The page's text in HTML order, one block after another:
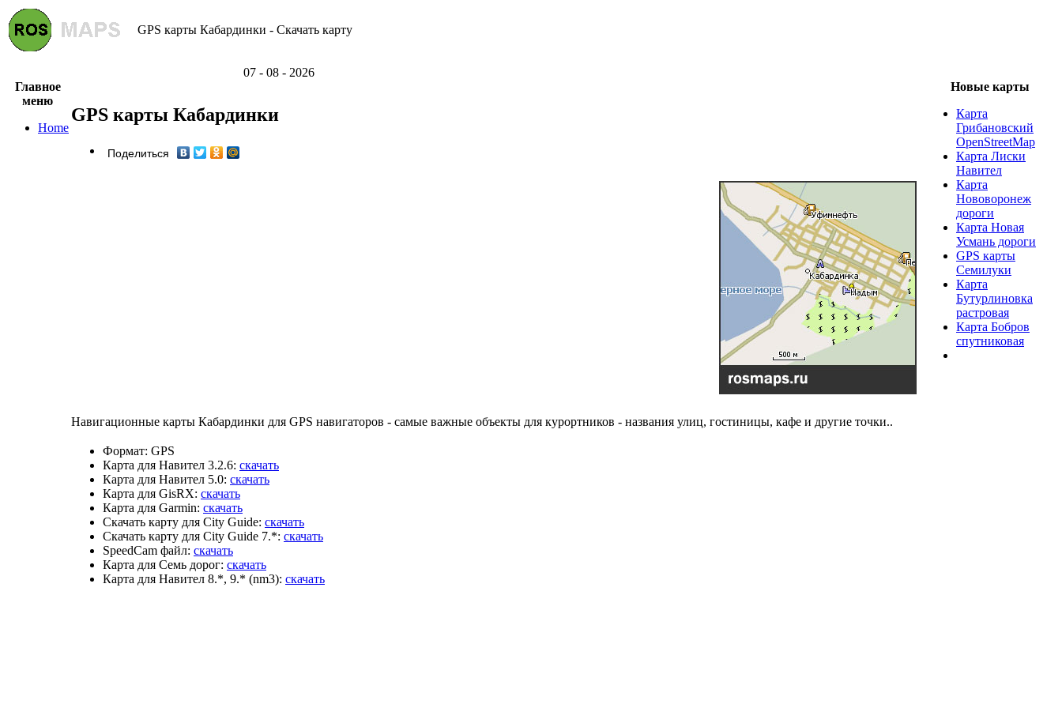
GPS карты Кабардинки - Скачать карту
07 - 08 - 2026
Главное
меню
Home
GPS карты Кабардинки
Поделиться
Навигационные карты Кабардинки для GPS навигаторов - самые важные объекты для курортников - названия улиц, гостиницы, кафе и другие точки..
Формат: GPS
Карта для Навител 3.2.6: скачать
Карта для Навител 5.0: скачать
Карта для GisRX: скачать
Карта для Garmin: скачать
Скачать карту для City Guide: скачать
Скачать карту для City Guide 7.*: скачать
SpeedCam файл: скачать
Карта для Семь дорог: скачать
Карта для Навител 8.*, 9.* (nm3): скачать
Новые карты
Карта
Грибановский
OpenStreetMap
Карта Лиски
Навител
Карта
Нововоронеж
дороги
Карта Новая
Усмань дороги
GPS карты
Семилуки
Карта
Бутурлиновка
растровая
Карта Бобров
спутниковая